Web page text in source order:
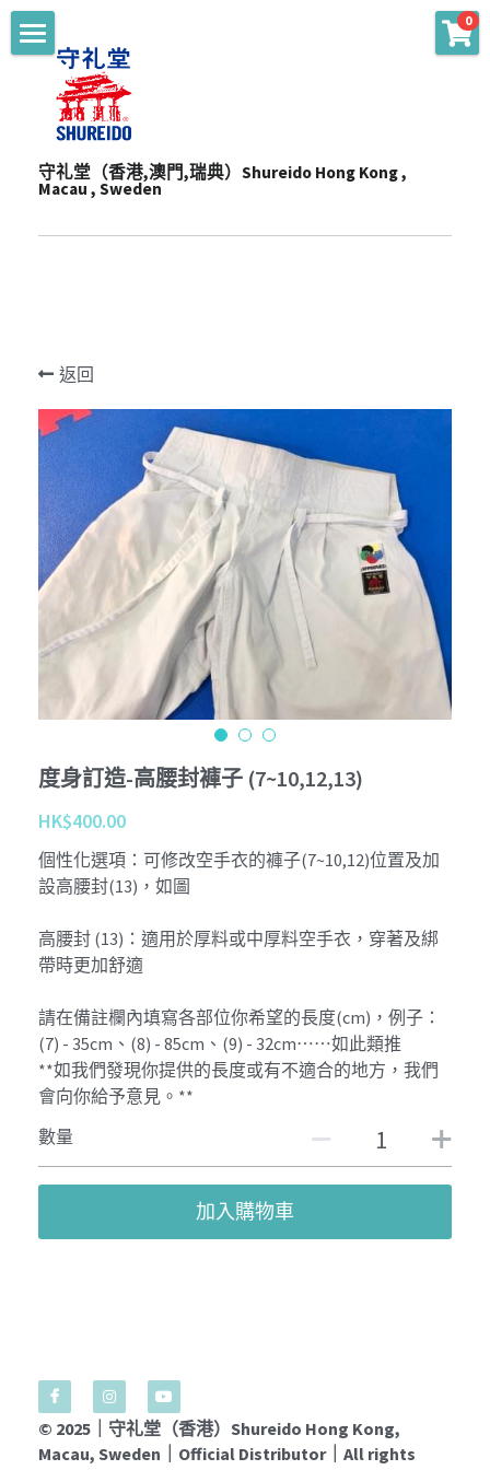
守礼堂（香港,澳門,瑞典）Shureido Hong Kong ,
Macau , Sweden
0
主頁 Main
起源 Story
服務 Services
影片頻道 Youtube Channel
空手衣 (最暢銷系列) Best Selling Gi
空手衣 (訓練用) Training Gi
色帶 Obi
個性化 Personalize
周邊商品 Merchandise
護具 Protectors
鍛鍊具 Training Mitt
沖繩傳統古武道 Okinawa Kobudo
空手道訓練營 Training Camp
網上空手道形比賽2020 E-Tournament
網上空手道形比賽暨組手挑戰賽2021 E-
Tournament
品牌合作 Brand Cooperation
最新消息 Latest News
頻道 Channel
Youtube
Instagram
Facebook
查詢 Enquiries
退貨條款 Return Terms
登錄
返回
度身訂造-高腰封褲子 (7~10,12,13)
HK$400.00
個性化選項：可修改空手衣的褲子(7~10,12)位置及加
設高腰封(13)，如圖
高腰封 (13)：適用於厚料或中厚料空手衣，穿著及綁
帶時更加舒適
請在備註欄內填寫各部位你希望的長度(cm)，例子：
(7) - 35cm、(8) - 85cm、(9) - 32cm⋯⋯如此類推
**如我們發現你提供的長度或有不適合的地方，我們
會向你給予意見。**
數量
加入購物車
© 2025｜守礼堂（香港）Shureido Hong Kong,
Macau, Sweden｜Official Distributor｜All rights
WKF Approved
Karate Gi - Top
Kobudo